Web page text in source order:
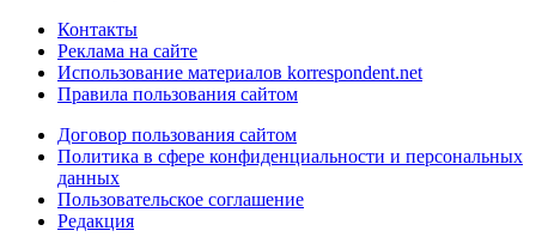
Контакты
Реклама на сайте
Использование материалов korrespondent.net
Правила пользования сайтом
Договор пользования сайтом
Политика в сфере конфиденциальности и персональных
данных
Пользовательское соглашение
Редакция